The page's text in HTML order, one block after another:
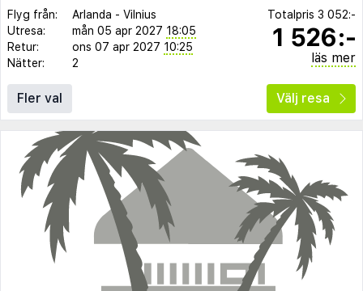
Flyg från: Arlanda - Vilnius
Utresa:
mån 05 apr 2027 18:05
Retur:
ons 07 apr 2027 10:25
Nätter:
2
Totalpris 3 052:-
1 526:-
läs mer
Fler val Välj resa